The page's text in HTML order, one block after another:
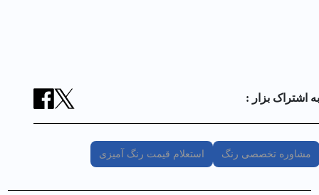
به اشتراک بزار :
مشاوره تخصصی رنگ استعلام قیمت رنگ آمیزی